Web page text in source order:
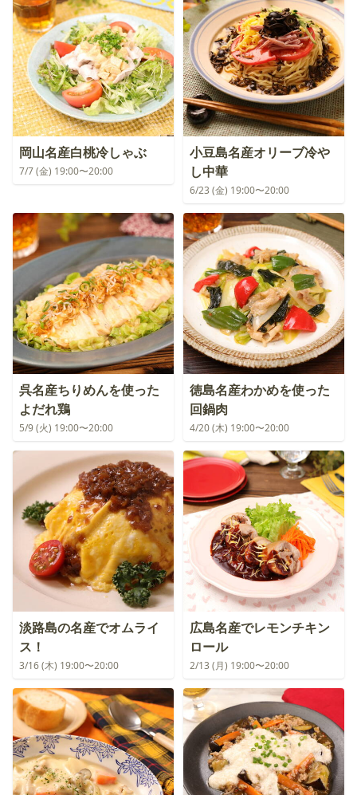
岡山名産白桃冷しゃぶ
7/7 (金) 19:00〜20:00
小豆島名産オリーブ冷や
し中華
6/23 (金) 19:00〜20:00
呉名産ちりめんを使った
よだれ鶏
5/9 (火) 19:00〜20:00
徳島名産わかめを使った
回鍋肉
4/20 (木) 19:00〜20:00
淡路島の名産でオムライ
ス！
3/16 (木) 19:00〜20:00
広島名産でレモンチキン
ロール
2/13 (月) 19:00〜20:00